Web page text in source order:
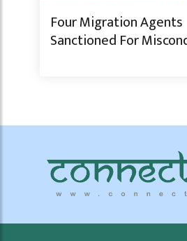
Four Migration Agents
Sanctioned For